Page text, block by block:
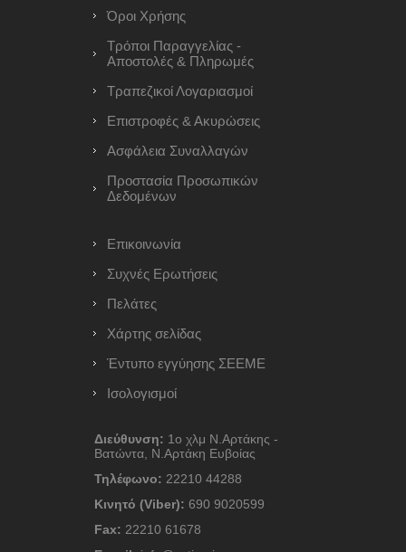
Όροι Χρήσης
Τρόποι Παραγγελίας -
Αποστολές & Πληρωμές
Τραπεζικοί Λογαριασμοί
Επιστροφές & Ακυρώσεις
Ασφάλεια Συναλλαγών
Προστασία Προσωπικών
Δεδομένων
Επικοινωνία
Συχνές Ερωτήσεις
Πελάτες
Χάρτης σελίδας
Έντυπο εγγύησης ΣΕΕΜΕ
Ισολογισμοί
Διεύθυνση: 1ο χλμ Ν.Αρτάκης -
Βατώντα, Ν.Αρτάκη Ευβοίας
Τηλέφωνο: 22210 44288
Κινητό (Viber): 690 9020599
Fax: 22210 61678